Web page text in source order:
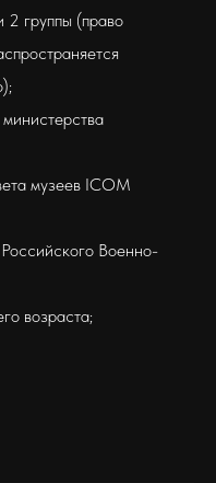
группы (право
музеев ICOM
Военно-
возраста;